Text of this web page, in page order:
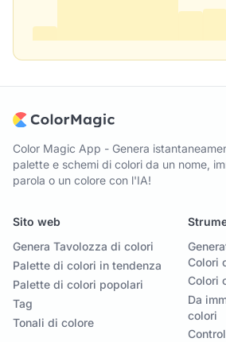
Color Magic App - Genera
palette e schemi di colori da un nome,
parola o un colore con l'IA!
Sito web
Genera Tavolozza di colori
Palette di colori in tendenza
Palette di colori popolari
Tag
Tonali di colore
Colori
Colori
Da
colori